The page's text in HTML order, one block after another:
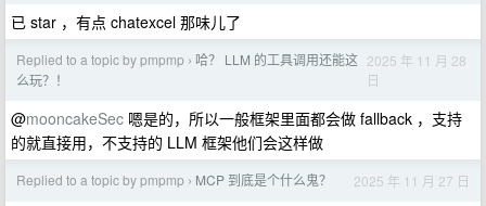
已 star ，有点 chatexcel 那味儿了
Replied to a topic by pmpmp › 哈？ LLM 的工具调用还能这
么玩？！
2025 年 11 月 28
日
@mooncakeSec 嗯是的，所以一般框架里面都会做 fallback ，支持
的就直接用，不支持的 LLM 框架他们会这样做
Replied to a topic by pmpmp › MCP 到底是个什么鬼？ 2025 年 11 月 27 日